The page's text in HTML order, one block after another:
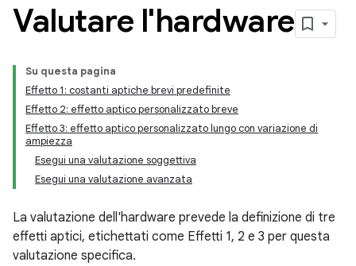
Valutare l'hardware
Su questa pagina
Effetto 1: costanti aptiche brevi predefinite
Effetto 2: effetto aptico personalizzato breve
Effetto 3: effetto aptico personalizzato lungo con variazione di
ampiezza
Esegui una valutazione soggettiva
Esegui una valutazione avanzata
La valutazione dell'hardware prevede la definizione di tre
effetti aptici, etichettati come Effetti 1, 2 e 3 per questa
valutazione specifica.